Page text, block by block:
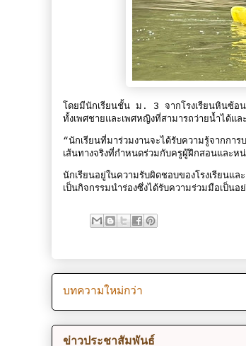
โดยมีนักเรียนชั้น ม. 3 จากโรงเรียนหินซ้อ
ทั้งเพศชายและเพศหญิงที่สามารถว่ายน้ำได้แ
“นักเรียนที่มาร่วมงานจะได้รับความรู้จากกา
เส้นทางจริงที่กำหนดร่วมกับครูผู้ฝึกสอนและห
นักเรียนอยู่ในความรับผิดชอบของโรงเรียนแ
เป็นกิจกรรมนำร่องซึ่งได้รับความร่วมมือเป็น
บทความใหม่กว่า
ข่าวประชาสัมพันธ์